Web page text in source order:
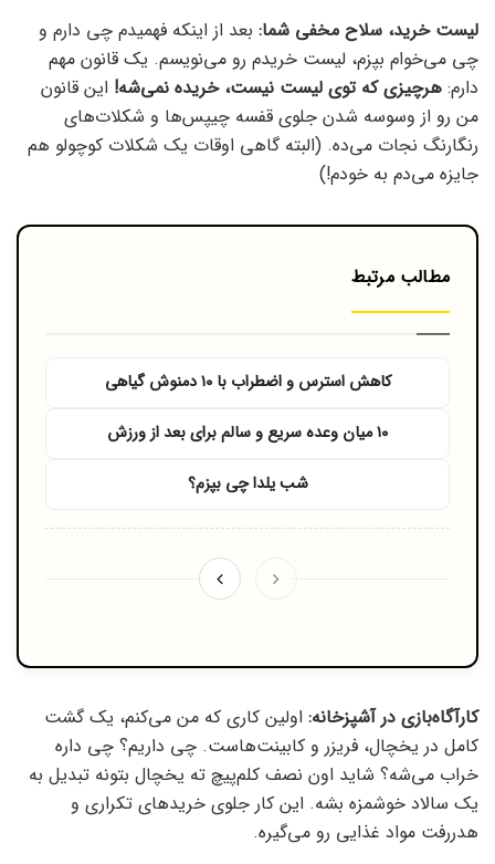
لیست خرید، سلاح مخفی شما: بعد از اینکه فهمیدم چی دارم و
چی می‌خوام بپزم، لیست خریدم رو می‌نویسم. یک قانون مهم
دارم: هرچیزی که توی لیست نیست، خریده نمی‌شه! این قانون
من رو از وسوسه شدن جلوی قفسه چیپس‌ها و شکلات‌های
رنگارنگ نجات می‌ده. (البته گاهی اوقات یک شکلات کوچولو هم
جایزه می‌دم به خودم!)
مطالب مرتبط
کاهش استرس و اضطراب با ۱۰ دمنوش گیاهی
۱۰ میان‌ وعده سریع و سالم برای بعد از ورزش
شب یلدا چی بپزم؟
کارآگاه‌بازی در آشپزخانه: اولین کاری که من می‌کنم، یک گشت
کامل در یخچال، فریزر و کابینت‌هاست. چی داریم؟ چی داره
خراب می‌شه؟ شاید اون نصف کلم‌پیچ ته یخچال بتونه تبدیل به
یک سالاد خوشمزه بشه. این کار جلوی خریدهای تکراری و
هدررفت مواد غذایی رو می‌گیره.